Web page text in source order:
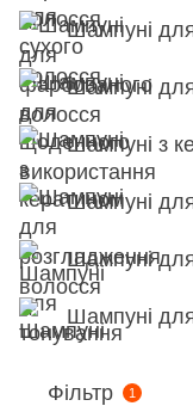
Шампуні
Шампуні
Шампуні з
Шампуні
Шампуні
Шампуні
Фільтр 1